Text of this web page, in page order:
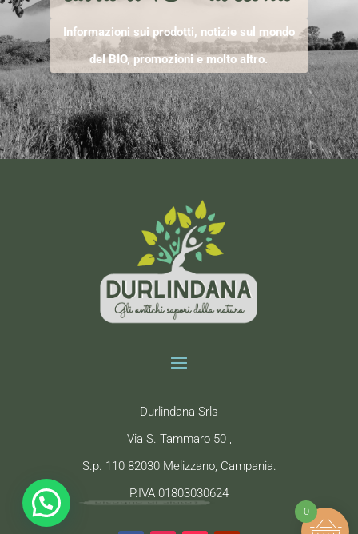
Informazioni sui prodotti, notizie sul mondo
del BIO, promozioni e molto altro.
[mailpoet_form id="1"]
Durlindana Srls
Via S. Tammaro 50 ,
S.p. 110 82030 Melizzano, Campania.
P.IVA 01803030624
0
bisogno di aiuto?